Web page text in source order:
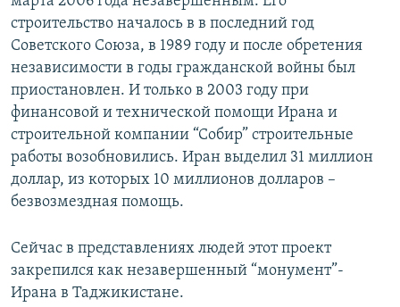
строительство началось в в последний год
Советского Союза, в 1989 году и после обретения
независимости в годы гражданской войны был
приостановлен. И только в 2003 году при
финансовой и технической помощи Ирана и
строительной компании “Собир” строительные
работы возобновились. Иран выделил 31 миллион
доллар, из которых 10 миллионов долларов –
безвозмездная помощь.
Сейчас в представлениях людей этот проект
закрепился как незавершенный “монумент”-
Ирана в Таджикистане.